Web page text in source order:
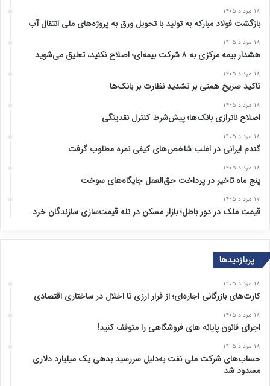
۱۸ مرداد ۱۴۰۵
بازگشت فولاد مبارکه به تولید با تحویل ورق به پروژه‌های ملی انتقال آب
۱۸ مرداد ۱۴۰۵
هشدار بیمه مرکزی به ۸ شرکت بیمه‌ای؛ اصلاح نکنید، تعلیق می‌شوید
۱۸ مرداد ۱۴۰۵
تاکید صریح همتی بر تشدید نظارت بر بانک‌ها
۱۸ مرداد ۱۴۰۵
اصلاح ناترازی بانک‌ها؛ پیش‌شرط کنترل نقدینگی
۱۸ مرداد ۱۴۰۵
گندم ایرانی در اغلب شاخص‌های کیفی نمره مطلوب گرفت
۱۸ مرداد ۱۴۰۵
پنج ماه تاخیر در پرداخت حق‌العمل جایگاه‌های سوخت
۱۷ مرداد ۱۴۰۵
قیمت ملک در دور باطل؛ بازار مسکن در تله قیمت‌سازی سازندگان خرد
پربازدیدها
۱۸ مرداد ۱۴۰۵
کارت‌های بازرگانی اجاره‌ای؛ از فرار ارزی تا اخلال در ساختاری اقتصادی
۱۸ مرداد ۱۴۰۵
اجرای قانون پایانه های فروشگاهی را متوقف کنید!
۱۸ مرداد ۱۴۰۵
حساب‌های شرکت ملی نفت به‌دلیل سررسید بدهی یک میلیارد دلاری
مسدود شد